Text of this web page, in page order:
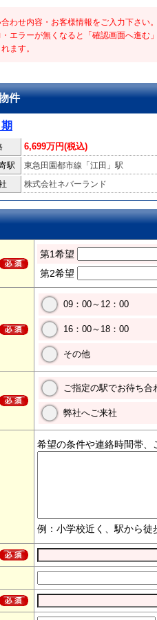
わせ内容・お客様情報をご入力下さい。
エラーが無くなると「確認画面へ進む
ます。
件
6,699万円(税込)
駅
東急田園都市線「江田」駅
株式会社ネバーランド
第1希望
第2希望
09：00～12：00
16：00～18：00
その他
ご指定の駅でお待ち合
弊社へご来社
希望の条件や連絡時間帯
例：小学校近く、駅から